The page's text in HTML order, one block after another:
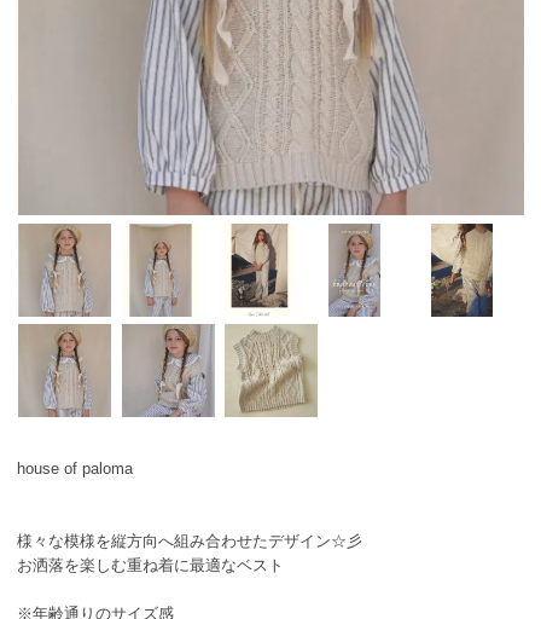
house of paloma
様々な模様を縦方向へ組み合わせたデザイン☆彡
お洒落を楽しむ重ね着に最適なベスト
※年齢通りのサイズ感